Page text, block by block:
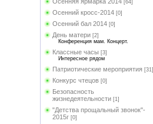
[64]
Осенний кросс-2014 [0]
Осенний бал 2014 [0]
День матери [2]
Конференция мам. Концерт.
Классные часы [3]
Интересное рядом
Патриотические мероприятия [31]
Конкурс чтецов [0]
Безопасность
жизнедеятельности [1]
"Детства прощальный звонок"-
2015г [0]